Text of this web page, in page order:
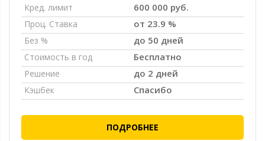
Кред. лимит 600 000 руб.
Проц. Ставка от 23.9 %
Без % до 50 дней
Стоимость в год Бесплатно
Решение до 2 дней
Кэшбек Спасибо
ПОДРОБНЕЕ